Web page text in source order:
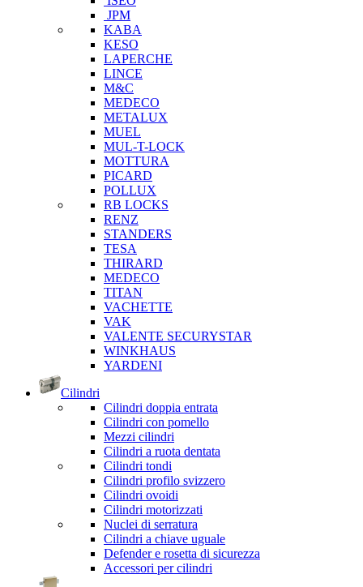
JPM
KABA
KESO
LAPERCHE
LINCE
M&C
MEDECO
METALUX
MUEL
MUL-T-LOCK
MOTTURA
PICARD
POLLUX
RB LOCKS
RENZ
STANDERS
TESA
THIRARD
MEDECO
TITAN
VACHETTE
VAK
VALENTE SECURYSTAR
WINKHAUS
YARDENI
Cilindri
Cilindri doppia entrata
Cilindri con pomello
Mezzi cilindri
Cilindri a ruota dentata
Cilindri tondi
Cilindri profilo svizzero
Cilindri ovoidi
Cilindri motorizzati
Nuclei di serratura
Cilindri a chiave uguale
Defender e rosetta di sicurezza
Accessori per cilindri